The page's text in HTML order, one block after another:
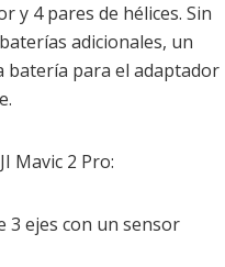
y 4 pares de hélices. Sin
adicionales, un
batería para el adaptador
Mavic 2 Pro:
3 ejes con un sensor